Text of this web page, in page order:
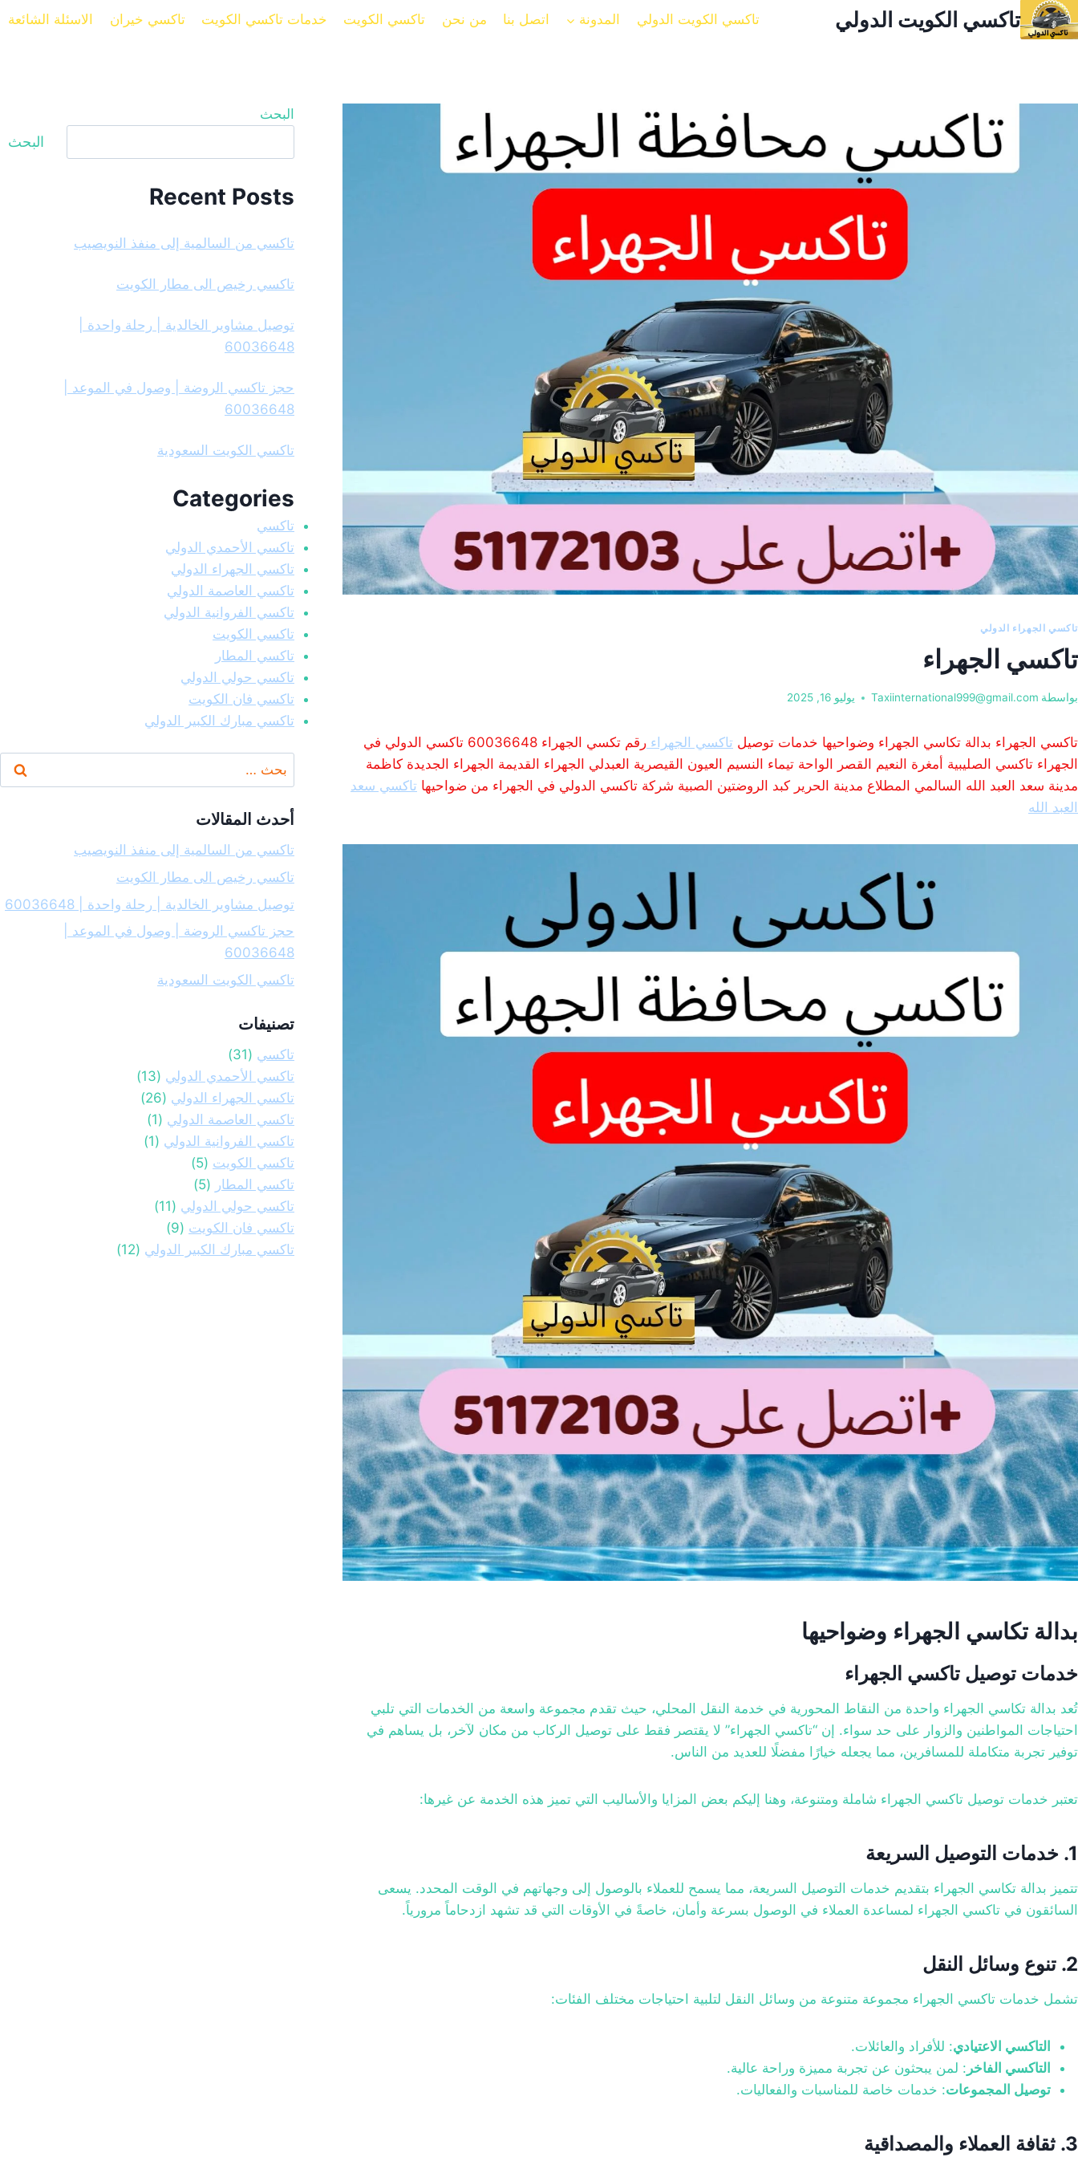
التجاوز
إلى
تاكسي الكويت الدولي تاكسي الكويت الدولي المدونة اتصل بنا من نحن تاكسي الكويت خدمات تاكسي الكويت تاكسي خيران الاسئلة الشائعة
تاكسي الجهراء الدولي
تاكسي الجهراء
بواسطة Taxiinternational999@gmail.com يوليو 16, 2025
تاكسي الجهراء بدالة تكاسي الجهراء وضواحيها خدمات توصيل تاكسي الجهراء
رقم تكسي الجهراء 60036648 تاكسي الدولي في
الجهراء تاكسي الصليبية أمغرة النعيم القصر الواحة تيماء النسيم العيون القيصرية العبدلي الجهراء القديمة الجهراء الجديدة كاظمة
مدينة سعد العبد الله السالمي المطلاع مدينة الحرير كبد الروضتين الصبية شركة تاكسي الدولي في الجهراء من ضواحيها تاكسي سعد
العبد الله
بدالة تكاسي الجهراء وضواحيها
خدمات توصيل تاكسي الجهراء
تُعد بدالة تكاسي الجهراء واحدة من النقاط المحورية في خدمة النقل المحلي، حيث تقدم مجموعة واسعة من الخدمات التي تلبي
احتياجات المواطنين والزوار على حد سواء. إن “تاكسي الجهراء” لا يقتصر فقط على توصيل الركاب من مكان لآخر، بل يساهم في
توفير تجربة متكاملة للمسافرين، مما يجعله خيارًا مفضلًا للعديد من الناس.
تعتبر خدمات توصيل تاكسي الجهراء شاملة ومتنوعة، وهنا إليكم بعض المزايا والأساليب التي تميز هذه الخدمة عن غيرها:
1. خدمات التوصيل السريعة
تتميز بدالة تكاسي الجهراء بتقديم خدمات التوصيل السريعة، مما يسمح للعملاء بالوصول إلى وجهاتهم في الوقت المحدد. يسعى
السائقون في تاكسي الجهراء لمساعدة العملاء في الوصول بسرعة وأمان، خاصةً في الأوقات التي قد تشهد ازدحاماً مرورياً.
2. تنوع وسائل النقل
تشمل خدمات تاكسي الجهراء مجموعة متنوعة من وسائل النقل لتلبية احتياجات مختلف الفئات:
التاكسي الاعتيادي: للأفراد والعائلات.
التاكسي الفاخر : لمن يبحثون عن تجربة مميزة وراحة عالية.
توصيل المجموعات: خدمات خاصة للمناسبات والفعاليات.
3. ثقافة العملاء والمصداقية
البحث
البحث
Recent Posts
تاكسي من السالمية إلى منفذ النويصيب
تاكسي رخيص الى مطار الكويت
توصيل مشاوير الخالدية | رحلة واحدة |
60036648
حجز تاكسي الروضة | وصول في الموعد |
60036648
تاكسي الكويت السعودية
Categories
تاكسي
تاكسي الأحمدي الدولي
تاكسي الجهراء الدولي
تاكسي العاصمة الدولي
تاكسي الفروانية الدولي
تاكسي الكويت
تاكسي المطار
تاكسي حولي الدولي
تاكسي فان الكويت
تاكسي مبارك الكبير الدولي
عن:
أحدث المقالات
تاكسي من السالمية إلى منفذ النويصيب
تاكسي رخيص الى مطار الكويت
توصيل مشاوير الخالدية | رحلة واحدة | 60036648
حجز تاكسي الروضة | وصول في الموعد |
60036648
تاكسي الكويت السعودية
تصنيفات
تاكسي (31)
تاكسي الأحمدي الدولي (13)
تاكسي الجهراء الدولي (26)
تاكسي العاصمة الدولي (1)
تاكسي الفروانية الدولي (1)
تاكسي الكويت (5)
تاكسي المطار (5)
تاكسي حولي الدولي (11)
تاكسي فان الكويت (9)
تاكسي مبارك الكبير الدولي (12)